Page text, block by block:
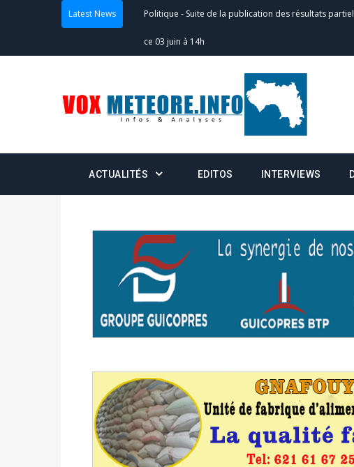
Latest News
Politique-Suite de la publication des résultats
Politique-Scrutins : la DGE active un centre
Actualités Double scrutin du 31 mai : fin des
minuit
Convocation des membres des
Centralisation des Votes (CACV) à une prestation de
Politique-Candidats : désignez vos représentants
Politique-Double scrutin du 31 mai : retrait des
du 16 au 31 mai 2026
Politique-Délégués de bureaux de vote : vos
ACTUALITÉS EDITOS INTERVIEWS